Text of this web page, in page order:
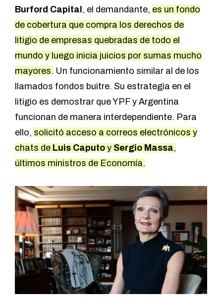
Burford Capital, el demandante, es un fondo
de cobertura que compra los derechos de
litigio de empresas quebradas de todo el
mundo y luego inicia juicios por sumas mucho
mayores. Un funcionamiento similar al de los
llamados fondos buitre. Su estrategia en el
litigio es demostrar que YPF y Argentina
funcionan de manera interdependiente. Para
ello, solicitó acceso a correos electrónicos y
chats de Luis Caputo y Sergio Massa,
últimos ministros de Economía.